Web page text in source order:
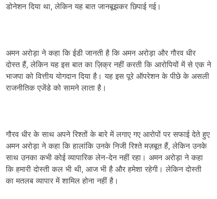
डोनेशन दिया था, लेकिन यह बात जानबूझकर छिपाई गई।
अमन अरोड़ा ने कहा कि ईडी जानती है कि अमन अरोड़ा और गौरव धीर
दोस्त हैं, लेकिन यह इस बात का ज़िक्र नहीं करती कि आरोपियों में से एक ने
भाजपा को वित्तीय योगदान दिया है। यह इस पूरे ऑपरेशन के पीछे के असली
राजनीतिक एजेंडे को सामने लाता है।
गौरव धीर के साथ अपने रिश्तों के बारे में लगाए गए आरोपों पर सफाई देते हुए
अमन अरोड़ा ने कहा कि हालांकि उनके निजी रिश्ते मज़बूत हैं, लेकिन उनके
साथ उनका कभी कोई व्यापारिक लेन-देन नहीं रहा। अमन अरोड़ा ने कहा
कि हमारी दोस्ती कल भी थी, आज भी है और हमेशा रहेगी। लेकिन दोस्ती
का मतलब व्यापार में शामिल होना नहीं है।